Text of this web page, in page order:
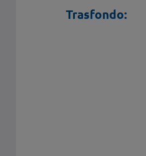
Trasfondo: